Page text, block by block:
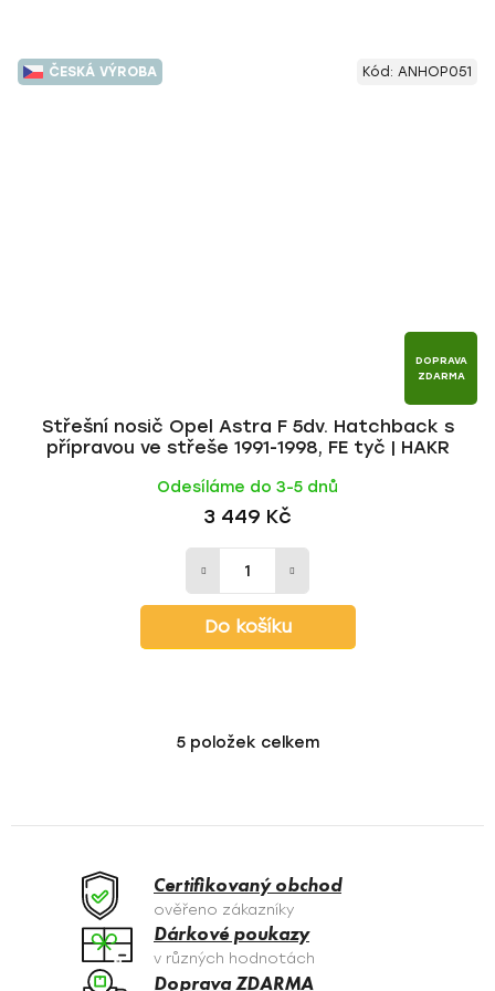
ČESKÁ VÝROBA
DOPRAVA
ZDARMA
Střešní nosič Opel Astra F 5dv. Hatchback s
přípravou ve střeše 1991-1998, FE tyč | HAKR
Odesíláme do 3-5 dnů
3 449 Kč
Do košíku
Kód: ANHOP051
O
á
c
í
p
r
5položek celkem
Certifikovaný obchod
ověřeno zákazníky
Dárkové poukazy
v různých hodnotách
Doprava ZDARMA